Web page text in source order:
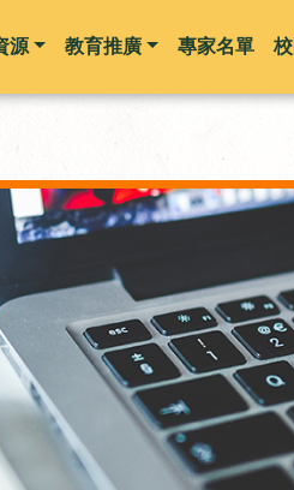
跳到主要內容
源 教育推廣 專家名單